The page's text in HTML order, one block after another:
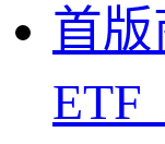
首
ETF